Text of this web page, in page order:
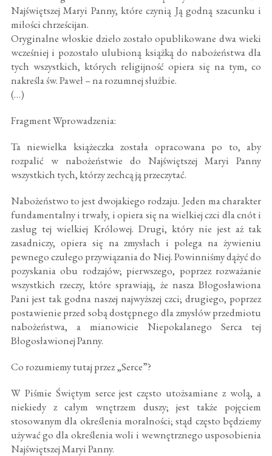
Najświętszej Maryi Panny, które czynią Ją godną szacunku i
miłości chrześcijan.
Oryginalne włoskie dzieło zostało opublikowane dwa wieki
wcześniej i pozostało ulubioną książką do nabożeństwa dla
tych wszystkich, których religijność opiera się na tym, co
nakreśla św. Paweł – na rozumnej służbie.
(…)
Fragment Wprowadzenia:
Ta niewielka książeczka została opracowana po to, aby
rozpalić w nabożeństwie do Najświętszej Maryi Panny
wszystkich tych, którzy zechcą ją przeczytać.
Nabożeństwo to jest dwojakiego rodzaju. Jeden ma charakter
fundamentalny i trwały, i opiera się na wielkiej czci dla cnót i
zasług tej wielkiej Królowej. Drugi, który nie jest aż tak
zasadniczy, opiera się na zmysłach i polega na żywieniu
pewnego czułego przywiązania do Niej. Powinniśmy dążyć do
pozyskania obu rodzajów; pierwszego, poprzez rozważanie
wszystkich rzeczy, które sprawiają, że nasza Błogosławiona
Pani jest tak godna naszej najwyższej czci; drugiego, poprzez
postawienie przed sobą dostępnego dla zmysłów przedmiotu
nabożeństwa, a mianowicie Niepokalanego Serca tej
Błogosławionej Panny.
Co rozumiemy tutaj przez „Serce”?
W Piśmie Świętym serce jest często utożsamiane z wolą, a
niekiedy z całym wnętrzem duszy; jest także pojęciem
stosowanym dla określenia moralności; stąd często będziemy
używać go dla określenia woli i wewnętrznego usposobienia
Najświętszej Maryi Panny.